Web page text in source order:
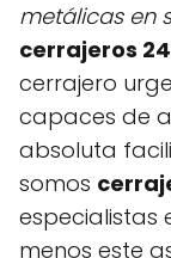
metálicas en
cerrajeros
cerrajero
capaces de
absoluta
somos
especialistas
menos este